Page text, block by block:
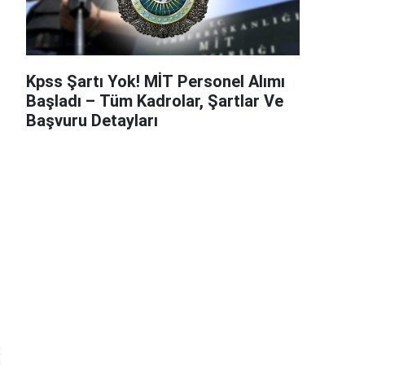
Kpss Şartı Yok! MİT Personel Alımı
Başladı – Tüm Kadrolar, Şartlar Ve
Başvuru Detayları